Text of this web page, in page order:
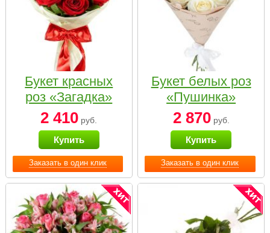
Заказать в один клик
Букет красных
роз «Загадка»
2 410 руб.
Купить
Заказать в один клик
Букет белых роз
«Пушинка»
2 870руб.
Купить